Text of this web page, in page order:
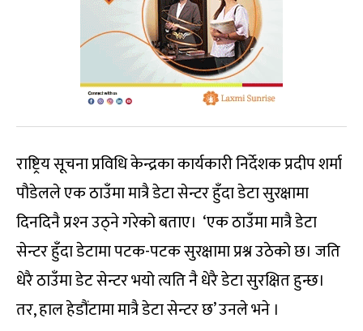
राष्ट्रिय सूचना प्रविधि केन्द्रका कार्यकारी निर्देशक प्रदीप शर्मा
पौडेलले एक ठाउँमा मात्रै डेटा सेन्टर हुँदा डेटा सुरक्षामा
दिनदिनै प्रश्‍न उठ्‍ने गरेको बताए। ‘एक ठाउँमा मात्रै डेटा
सेन्टर हुँदा डेटामा पटक-पटक सुरक्षामा प्रश्न उठेको छ। जति
धेरै ठाउँमा डेट सेन्टर भयो त्यति नै धेरै डेटा सुरक्षित हुन्छ।
तर, हाल हेडौंटामा मात्रै डेटा सेन्टर छ’ उनले भने ।